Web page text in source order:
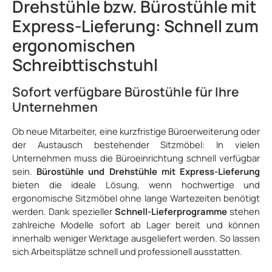
wahlweise für weiche oder harte Böden inkl. Dondola-
Sitzgelenk Abmessungen: Sitzhöhe 44 - 53 cm Sitzbreite
48,5 cm Sitztiefe 43 - 49 cm Lehnenhöhe 60 cm
Lehnenbreite 43 cm Gesamthöhe 103 - 116 cm Gesamtbreite
70 cm Gesamttiefe 61 cm Gewicht 17 kg Lieferung und
Montage: zerlegt, in Kartonage geliefert Garantie: 5 Jahre
Hersteller-Garantie
Drehstühle bzw. Bürostühle mit
Express-Lieferung: Schnell zum
ergonomischen
Schreibttischstuhl
Sofort verfügbare Bürostühle für Ihre
Unternehmen
Ob neue Mitarbeiter, eine kurzfristige Büroerweiterung oder
der Austausch bestehender Sitzmöbel: In vielen
Unternehmen muss die Büroeinrichtung schnell verfügbar
sein. Bürostühle und Drehstühle mit Express-Lieferung
bieten die ideale Lösung, wenn hochwertige und
ergonomische Sitzmöbel ohne lange Wartezeiten benötigt
werden. Dank spezieller Schnell-Lieferprogrammestehen
zahlreiche Modelle sofort ab Lager bereit und können
innerhalb weniger Werktage ausgeliefert werden. So lassen
sich Arbeitsplätze schnell und professionell ausstatten.